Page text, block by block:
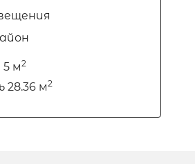
5 м2
28.36 м2